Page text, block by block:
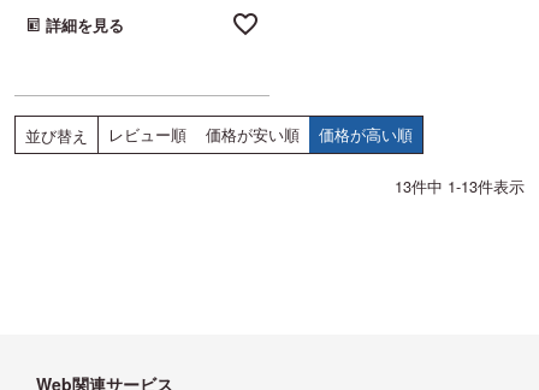
詳細を見る
並び替え レビュー順 価格が安い順 価格が高い順
13件中 1-13件表示
Web関連サービス